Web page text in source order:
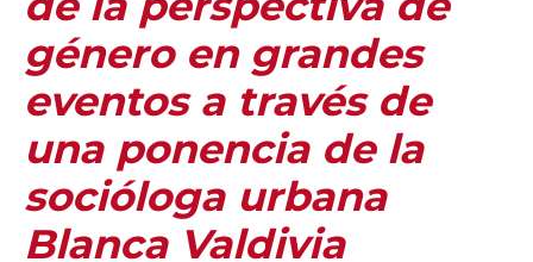
género en grandes
eventos a través de
una ponencia de la
socióloga urbana
Blanca Valdivia